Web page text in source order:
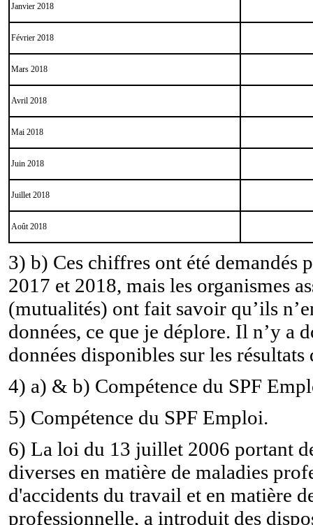
Janvier 2018
Février 2018
Mars 2018
Avril 2018
Mai 2018
Juin 2018
Juillet 2018
Août 2018
3) b) Ces chiffres ont été demandés
2017 et 2018, mais les organismes
(mutualités) ont fait savoir qu’ils
données, ce que je déplore. Il n’y a
données disponibles sur les résultats
4) a) & b) Compétence du SPF
5) Compétence du SPF Emploi.
6) La loi du 13 juillet 2006 portant
diverses en matière de maladies
d'accidents du travail et en matière
professionnelle, a introduit des